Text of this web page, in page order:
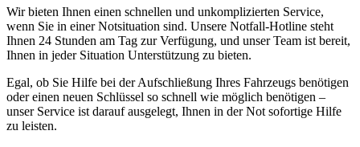
Wir bieten Ihnen einen schnellen und unkomplizierten Service,
wenn Sie in einer Notsituation sind. Unsere Notfall-Hotline steht
Ihnen 24 Stunden am Tag zur Verfügung, und unser Team ist bereit,
Ihnen in jeder Situation Unterstützung zu bieten.
Egal, ob Sie Hilfe bei der Aufschließung Ihres Fahrzeugs benötigen
oder einen neuen Schlüssel so schnell wie möglich benötigen –
unser Service ist darauf ausgelegt, Ihnen in der Not sofortige Hilfe
zu leisten.